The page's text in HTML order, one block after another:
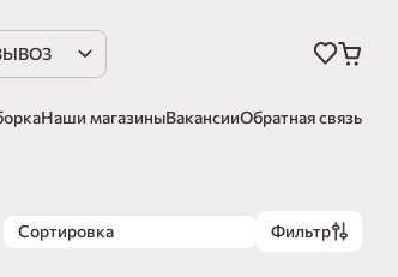
Наши магазиныВакансииОбратная связь
Сортировка Фильтр